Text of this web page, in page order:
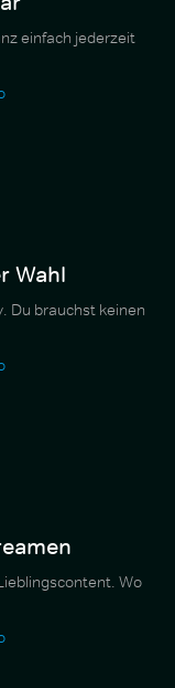
einfach jederzeit
Wahl
Du brauchst keinen
Wo